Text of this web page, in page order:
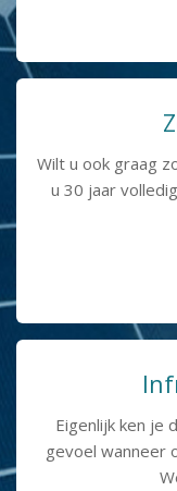
Wilt u ook graag
u 30 jaar
Eigenlijk ken je
gevoel wan­neer